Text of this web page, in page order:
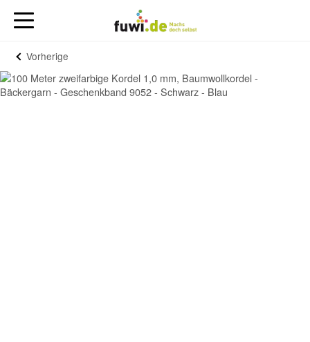
Vorherige